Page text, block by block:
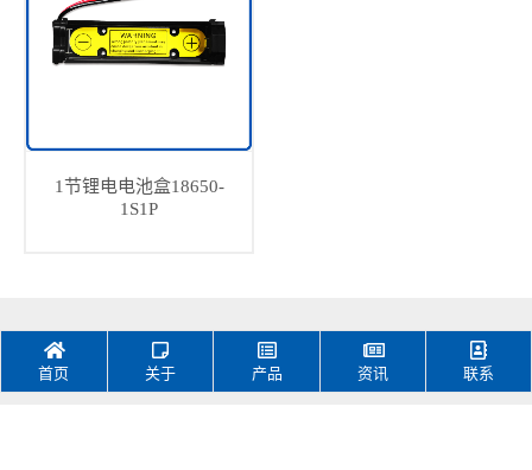
1节锂电电池盒18650-
1S1P
首页 关于 产品 资讯 联系